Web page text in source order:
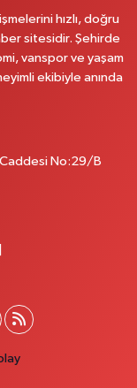
(kent park karşısı )
hızlı, doğru
sitesidir. Şehirde
vanspor ve yaşam
ekibiyle anında
Caddesi No:29/B